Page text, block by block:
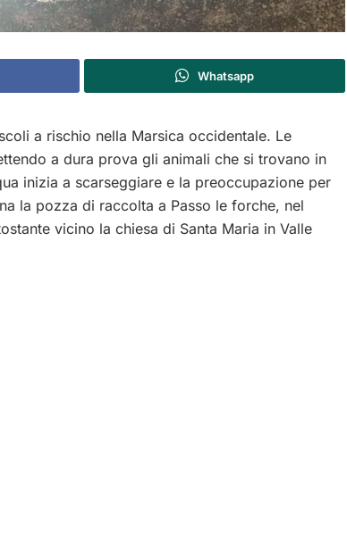
Whatsapp
a rischio nella Marsica occidentale. Le
a dura prova gli animali che si trovano in
inizia a scarseggiare e la preoccupazione per
la pozza di raccolta a Passo le forche, nel
vicino la chiesa di Santa Maria in Valle